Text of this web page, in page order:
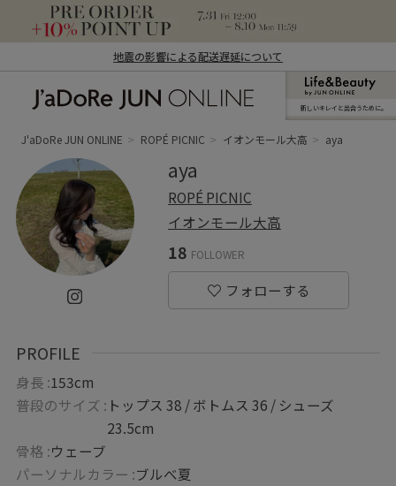
地震の影響による配送遅延について
ン オンライン）
新しいキレイと出合うために。
J'aDoRe JUN ONLINE ROPÉ PICNIC イオンモール大高 aya
aya
ROPÉ PICNIC
イオンモール大高
18 FOLLOWER
PROFILE
身長 :153cm
普段のサイズ : トップス 38 / ボトムス 36 / シューズ
23.5cm
骨格 :ウェーブ
パーソナルカラー :ブルべ夏